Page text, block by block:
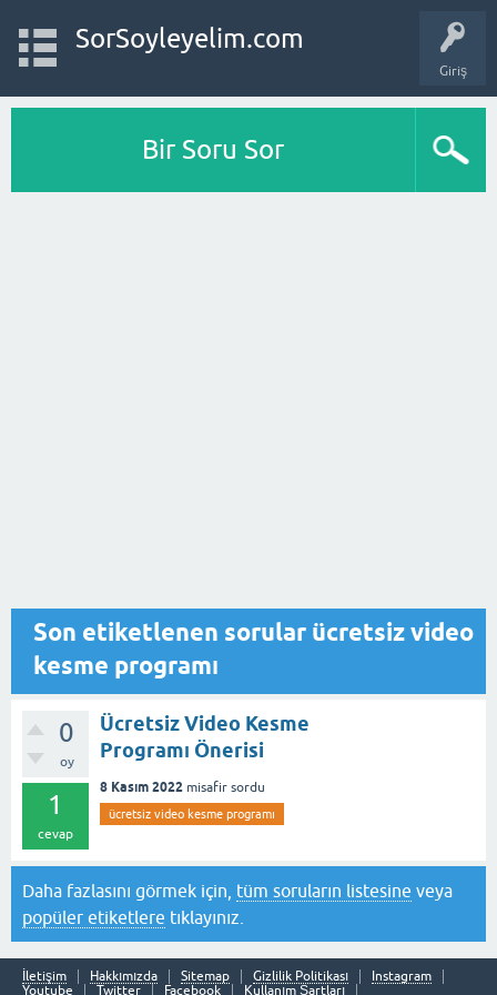
Giriş
SorSoyleyelim.com
Bir Soru Sor
Son etiketlenen sorular ücretsiz video
kesme programı
0
oy
1
cevap
Ücretsiz Video Kesme
Programı Önerisi
8 Kasım 2022 misafir sordu
ücretsiz video kesme programı
Daha fazlasını görmek için, tüm soruların listesine veya
popüler etiketlere tıklayınız.
İletişim Hakkımızda Sitemap Gizlilik Politikası
Instagram
Youtube
Twitter Facebook Kullanım Şartları